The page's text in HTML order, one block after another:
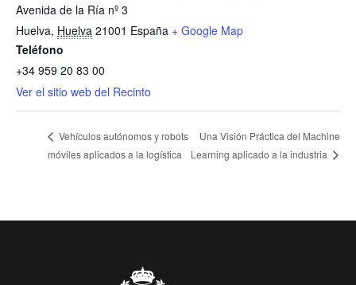
Avenida de la Ría nº 3
Huelva, Huelva 21001 España + Google Map
Teléfono
+34 959 20 83 00
Ver el sitio web del Recinto
Vehículos autónomos y robots
móviles aplicados a la logística
Una Visión Práctica del Machine
Learning aplicado a la industria